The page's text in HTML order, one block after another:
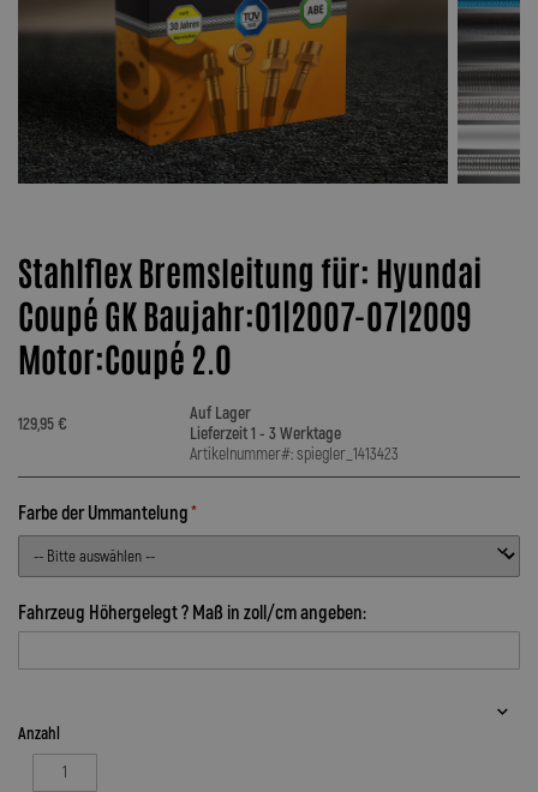
Stahlflex Bremsleitung für: Hyundai
Coupé GK Baujahr:01|2007-07|2009
Motor:Coupé 2.0
129,95 €
Auf Lager
Lieferzeit 1 - 3 Werktage
Artikelnummer#: spiegler_1413423
Farbe der Ummantelung
Fahrzeug Höhergelegt ? Maß in zoll/cm angeben:
Anzahl